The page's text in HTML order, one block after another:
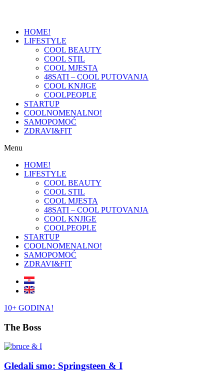
HOME!
LIFESTYLE
COOL BEAUTY
COOL STIL
COOL MJESTA
48SATI – COOL PUTOVANJA
COOL KNJIGE
COOLPEOPLE
STARTUP
COOLNOMENALNO!
SAMOPOMOĆ
ZDRAVI&FIT
Menu
HOME!
LIFESTYLE
COOL BEAUTY
COOL STIL
COOL MJESTA
48SATI – COOL PUTOVANJA
COOL KNJIGE
COOLPEOPLE
STARTUP
COOLNOMENALNO!
SAMOPOMOĆ
ZDRAVI&FIT
10+ GODINA!
The Boss
Gledali smo: Springsteen & I